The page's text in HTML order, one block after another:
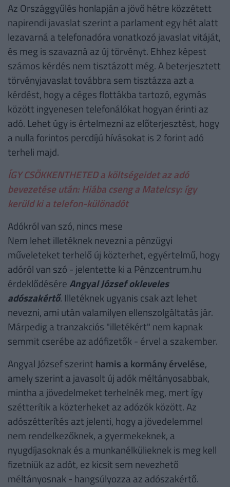
Az Országgyűlés honlapján a jövő hétre közzétett
napirendi javaslat szerint a parlament egy hét alatt
lezavarná a telefonadóra vonatkozó javaslat vitáját,
és meg is szavazná az új törvényt. Ehhez képest
számos kérdés nem tisztázott még. A beterjesztett
törvényjavaslat továbbra sem tisztázza azt a
kérdést, hogy a céges flottákba tartozó, egymás
között ingyenesen telefonálókat hogyan érinti az
adó. Lehet úgy is értelmezni az előterjesztést, hogy
a nulla forintos percdíjú hívásokat is 2 forint adó
terheli majd.
ÍGY CSÖKKENTHETED a költségeidet az adó
bevezetése után: Hiába cseng a Matelcsy: így
kerüld ki a telefon-különadót
Adókról van szó, nincs mese
Nem lehet illetéknek nevezni a pénzügyi
műveleteket terhelő új közterhet, egyértelmű, hogy
adóról van szó - jelentette ki a Pénzcentrum.hu
érdeklődéséreAngyal József okleveles
adószakértő. Illetéknek ugyanis csak azt lehet
nevezni, ami után valamilyen ellenszolgáltatás jár.
Márpedig a tranzakciós "illetékért" nem kapnak
semmit cserébe az adófizetők - érvel a szakember.
Angyal József szerinthamis a kormány érvelése,
amely szerint a javasolt új adók méltányosabbak,
mintha a jövedelmeket terhelnék meg, mert így
szétterítik a közterheket az adózók között. Az
adószétterítés azt jelenti, hogy a jövedelemmel
nem rendelkezőknek, a gyermekeknek, a
nyugdíjasoknak és a munkanélkülieknek is meg kell
fizetniük az adót, ez kicsit sem nevezhető
méltányosnak - hangsúlyozza az adószakértő.